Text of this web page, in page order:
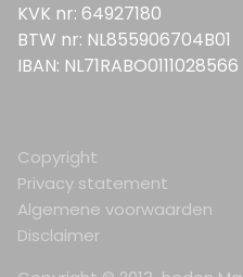
KVK nr: 64927180
BTW nr: NL855906704B01
IBAN: NL71RABO0111028566
Copyright
Privacy statement
Algemene voorwaarden
Disclaimer